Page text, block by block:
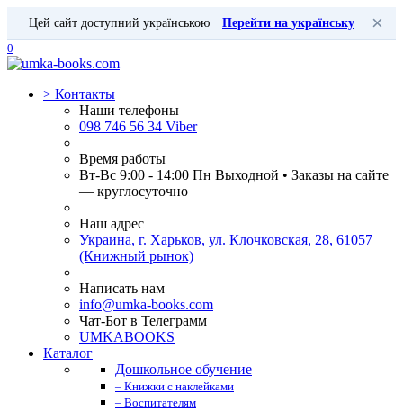
Цей сайт доступний українською Перейти на українську ×
0
> Контакты
Наши телефоны
098 746 56 34 Viber
Время работы
Вт-Вс 9:00 - 14:00 Пн Выходной • Заказы на сайте
— круглосуточно
Наш адрес
Украина, г. Харьков, ул. Клочковская, 28, 61057
(Книжный рынок)
Написать нам
info@umka-books.com
Чат-Бот в Телеграмм
UMKABOOKS
Каталог
Дошкольное обучение
– Книжки с наклейками
– Воспитателям